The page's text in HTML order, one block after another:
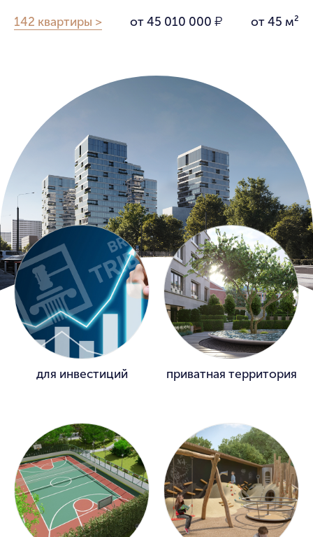
142 квартиры > от 45 010 000 ₽ от 45 м²
для инвестиций приватная территория